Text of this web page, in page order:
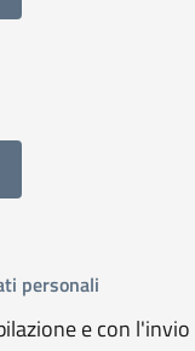
4
personali
e con